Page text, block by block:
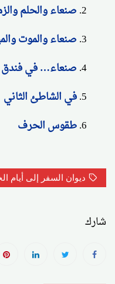
صنعاء والحلم
صنعاء والموت
صنعاء… في فندق
في الشاطئ الثاني
طقوس الحرف
ديوان السفر إلى أيام
شارك